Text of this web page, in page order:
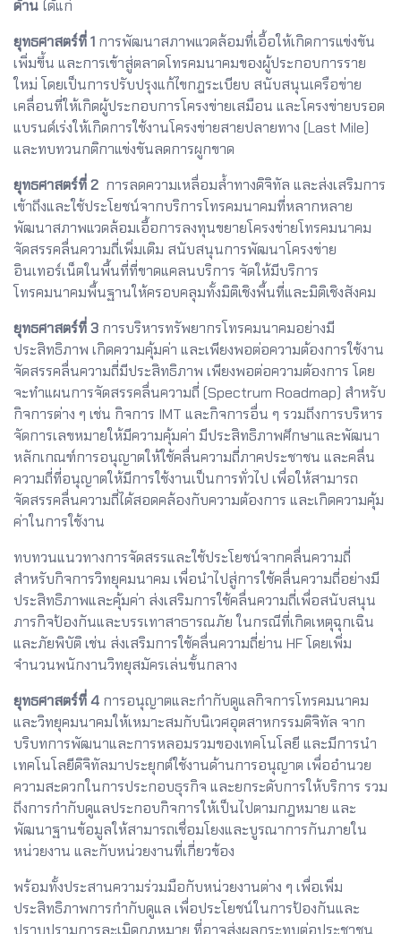
ด้าน ได้แก่
ยุทธศาสตร์ที่ 1 การพัฒนาสภาพแวดล้อมที่เอื้อให้เกิดการแข่งขัน
เพิ่มขึ้น และการเข้าสู่ตลาดโทรคมนาคมของผู้ประกอบการราย
ใหม่ โดยเป็นการปรับปรุงแก้ไขกฎระเบียบ สนับสนุนเครือข่าย
เคลื่อนที่ให้เกิดผู้ประกอบการโครงข่ายเสมือน และโครงข่ายบรอด
แบรนด์เร่งให้เกิดการใช้งานโครงข่ายสายปลายทาง (Last Mile)
และทบทวนกติกาแข่งขันลดการผูกขาด
ยุทธศาสตร์ที่ 2 การลดความเหลื่อมล้ำทางดิจิทัล และส่งเสริมการ
เข้าถึงและใช้ประโยชน์จากบริการโทรคมนาคมที่หลากหลาย
พัฒนาสภาพแวดล้อมเอื้อการลงทุนขยายโครงข่ายโทรคมนาคม
จัดสรรคลื่นความถี่เพิ่มเติม สนับสนุนการพัฒนาโครงข่าย
อินเทอร์เน็ตในพื้นที่ที่ขาดแคลนบริการ จัดให้มีบริการ
โทรคมนาคมพื้นฐานให้ครอบคลุมทั้งมิติเชิงพื้นที่และมิติเชิงสังคม
ยุทธศาสตร์ที่ 3 การบริหารทรัพยากรโทรคมนาคมอย่างมี
ประสิทธิภาพ เกิดความคุ้มค่า และเพียงพอต่อความต้องการใช้งาน
จัดสรรคลื่นความถี่มีประสิทธิภาพ เพียงพอต่อความต้องการ โดย
จะทำแผนการจัดสรรคลื่นความถี่ (Spectrum Roadmap) สำหรับ
กิจการต่าง ๆ เช่น กิจการ IMT และกิจการอื่น ๆ รวมถึงการบริหาร
จัดการเลขหมายให้มีความคุ้มค่า มีประสิทธิภาพศึกษาและพัฒนา
หลักเกณฑ์การอนุญาตให้ใช้คลื่นความถี่ภาคประชาชน และคลื่น
ความถี่ที่อนุญาตให้มีการใช้งานเป็นการทั่วไป เพื่อให้สามารถ
จัดสรรคลื่นความถี่ได้สอดคล้องกับความต้องการ และเกิดความคุ้ม
ค่าในการใช้งาน
ทบทวนแนวทางการจัดสรรและใช้ประโยชน์จากคลื่นความถี่
สำหรับกิจการวิทยุคมนาคม เพื่อนำไปสู่การใช้คลื่นความถี่อย่างมี
ประสิทธิภาพและคุ้มค่า ส่งเสริมการใช้คลื่นความถี่เพื่อสนับสนุน
ภารกิจป้องกันและบรรเทาสาธารณภัย ในกรณีที่เกิดเหตุฉุกเฉิน
และภัยพิบัติ เช่น ส่งเสริมการใช้คลื่นความถี่ย่าน HF โดยเพิ่ม
จำนวนพนักงานวิทยุสมัครเล่นขั้นกลาง
ยุทธศาสตร์ที่ 4 การอนุญาตและกำกับดูแลกิจการโทรคมนาคม
และวิทยุคมนาคมให้เหมาะสมกับนิเวศอุตสาหกรรมดิจิทัล จาก
บริบทการพัฒนาและการหลอมรวมของเทคโนโลยี และมีการนำ
เทคโนโลยีดิจิทัลมาประยุกต์ใช้งานด้านการอนุญาต เพื่ออำนวย
ความสะดวกในการประกอบธุรกิจ และยกระดับการให้บริการ รวม
ถึงการกำกับดูแลประกอบกิจการให้เป็นไปตามกฎหมาย และ
พัฒนาฐานข้อมูลให้สามารถเชื่อมโยงและบูรณาการกันภายใน
หน่วยงาน และกับหน่วยงานที่เกี่ยวข้อง
พร้อมทั้งประสานความร่วมมือกับหน่วยงานต่าง ๆ เพื่อเพิ่ม
ประสิทธิภาพการกำกับดูแล เพื่อประโยชน์ในการป้องกันและ
ปราบปรามการละเมิดกฎหมาย ที่อาจส่งผลกระทบต่อประชาชน